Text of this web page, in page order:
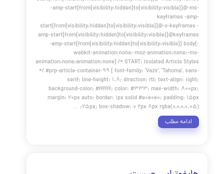
قبل و بعد پی آر پی
مقالات، پوست و مو،PRP،ریزش مو،جوانسازی
لک پوست،کلاژن،تقویت ابرو،کلینیک پوست ،کلینیک پوست
آبرسانی پوست